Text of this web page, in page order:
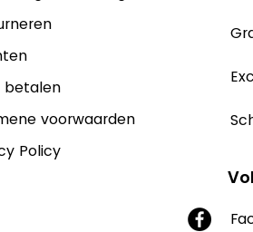
betalen
voorwaarden
Policy